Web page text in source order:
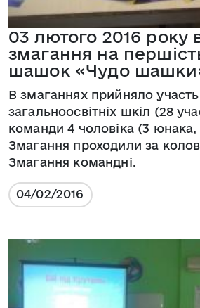
03 лютого 2016 року
змагання на
шашок «Чудо
В змаганнях прийняло
загальноосвітніх шкіл (28
команди 4 чоловіка (3 юнака,
Змагання проходили за
Змагання командні.
04/02/2016